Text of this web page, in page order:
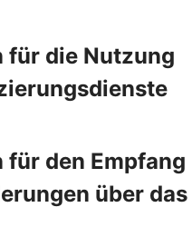
für die Nutzung
den Empfang
über das